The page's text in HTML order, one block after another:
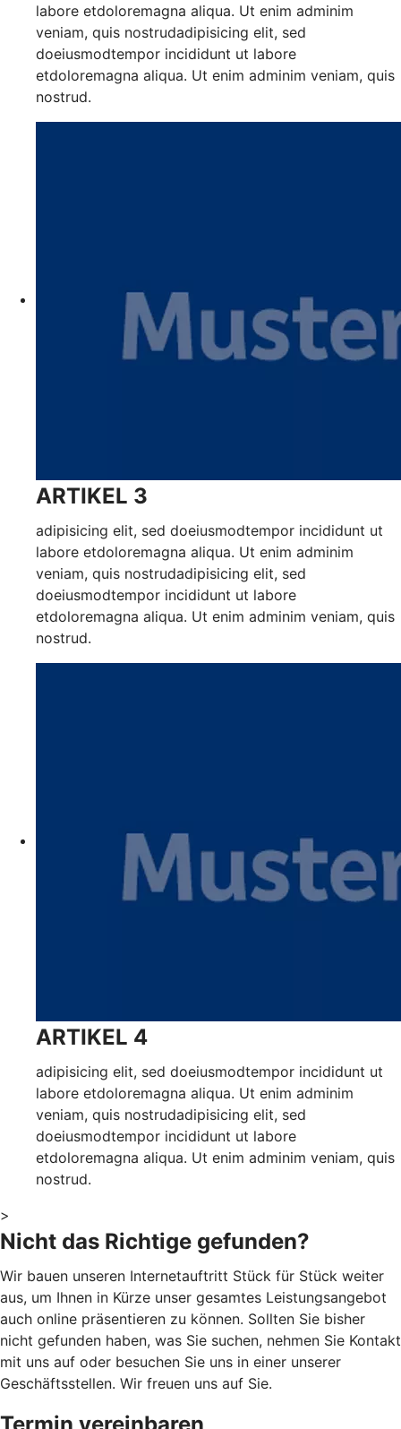
labore etdoloremagna aliqua. Ut enim adminim
veniam, quis nostrudadipisicing elit, sed
doeiusmodtempor incididunt ut labore
etdoloremagna aliqua. Ut enim adminim veniam, quis
nostrud.
ARTIKEL 3
adipisicing elit, sed doeiusmodtempor incididunt ut
labore etdoloremagna aliqua. Ut enim adminim
veniam, quis nostrudadipisicing elit, sed
doeiusmodtempor incididunt ut labore
etdoloremagna aliqua. Ut enim adminim veniam, quis
nostrud.
ARTIKEL 4
adipisicing elit, sed doeiusmodtempor incididunt ut
labore etdoloremagna aliqua. Ut enim adminim
veniam, quis nostrudadipisicing elit, sed
doeiusmodtempor incididunt ut labore
etdoloremagna aliqua. Ut enim adminim veniam, quis
nostrud.
>
Nicht das Richtige gefunden?
Wir bauen unseren Internetauftritt Stück für Stück weiter
aus, um Ihnen in Kürze unser gesamtes Leistungsangebot
auch online präsentieren zu können. Sollten Sie bisher
nicht gefunden haben, was Sie suchen, nehmen Sie Kontakt
mit uns auf oder besuchen Sie uns in einer unserer
Geschäftsstellen. Wir freuen uns auf Sie.
Termin vereinbaren